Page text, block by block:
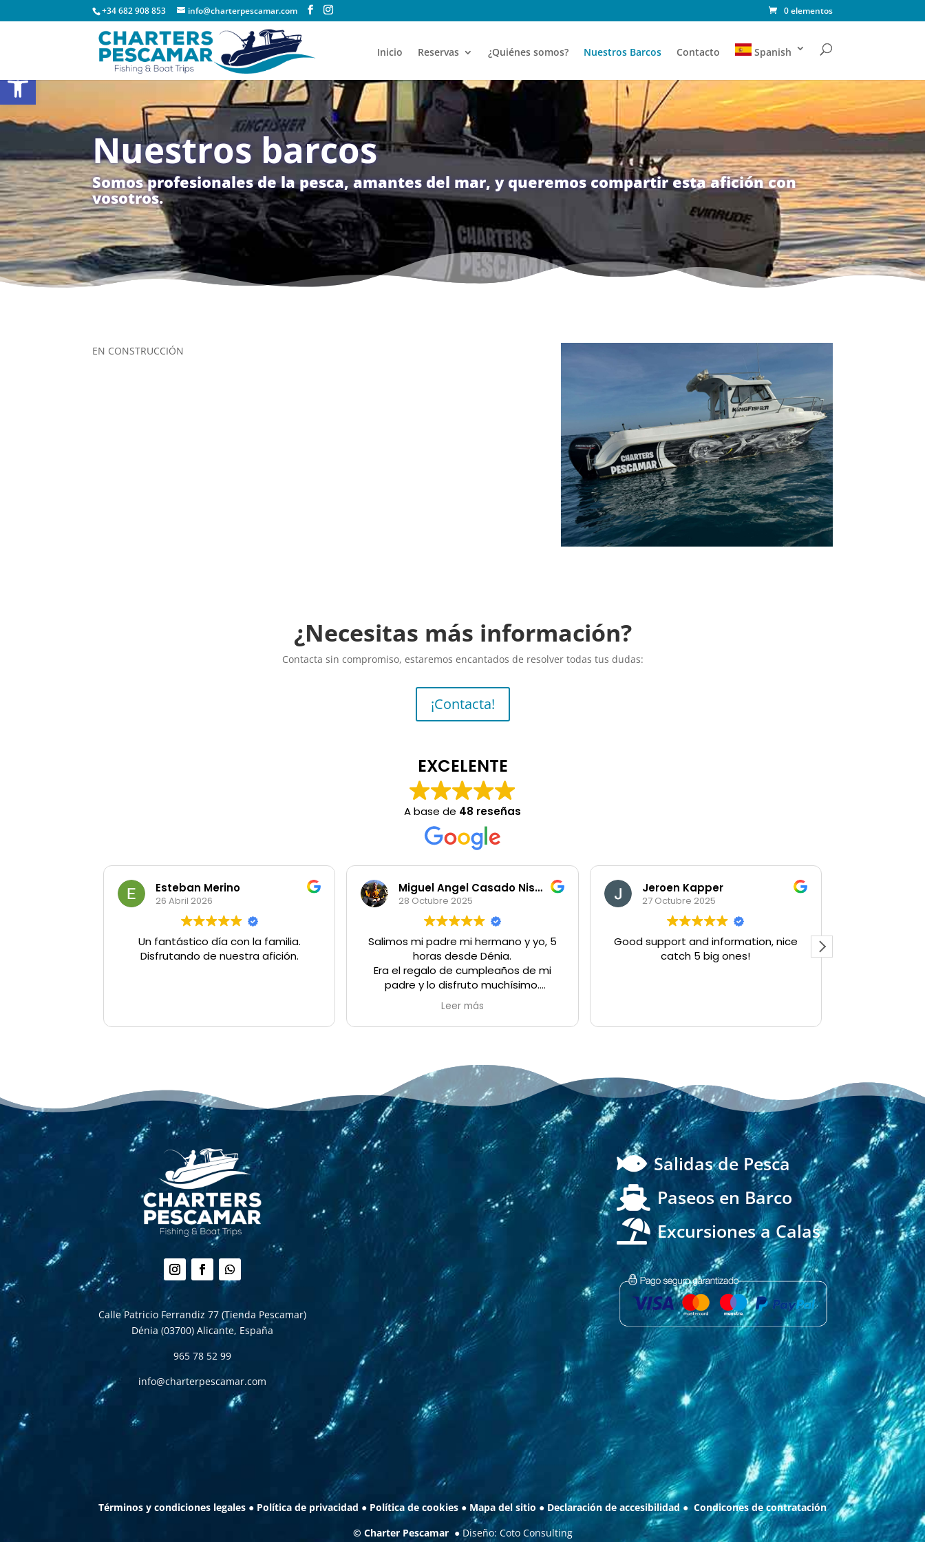
+34 682 908 853 info@charterpescamar.com 0 elementos
Inicio Reservas ¿Quiénes somos? Nuestros Barcos Contacto Spanish
Nuestros barcos
Somos profesionales de la pesca, amantes del mar, y queremos compartir esta afición con
vosotros.
EN CONSTRUCCIÓN
¿Necesitas más información?
Contacta sin compromiso, estaremos encantados de resolver todas tus dudas:
¡Contacta!
EXCELENTE
A base de 48 reseñas
Esteban Merino
26 Abril 2026
Un fantástico día con la familia.
Disfrutando de nuestra afición.
Miguel Angel Casado Nistal
28 Octubre 2025
Salimos mi padre mi hermano y yo, 5
horas desde Dénia.
Era el regalo de cumpleaños de mi
padre y lo disfruto muchísimo.
Muy agradecidos por el trato y la
experiencia.
Para repetir
Leer más
Jeroen Kapper
27 Octubre 2025
Good support and information, nice
catch 5 big ones!
Seguir
Calle Patricio Ferrandiz 77 (Tienda Pescamar)
Dénia (03700) Alicante, España
965 78 52 99
info@charterpescamar.com
 Salidas de Pesca
 Paseos en Barco
 Excursiones a Calas
Términos y condiciones legales ● Política de privacidad ● Política de cookies ● Mapa del sitio ● Declaración de accesibilidad ● Condicones de contratación
© Charter Pescamar ● Diseño: Coto Consulting
Abrir barra de herramientas